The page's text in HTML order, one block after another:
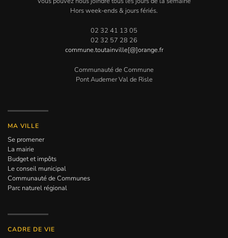
Hors week-ends & jours fériés.
02 32 41 13 05
02 32 57 28 26
commune.toutainville[@]orange.fr
Communauté de Commune
Pont Audemer Val de Risle
MA VILLE
Se promener
La mairie
Budget et impôts
Le conseil municipal
Communauté de Communes
Parc naturel régional
CADRE DE VIE